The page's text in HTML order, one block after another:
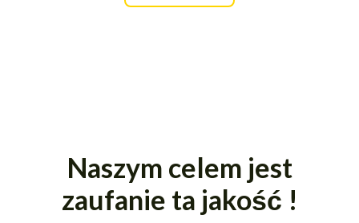
Naszym celem jest
zaufanie ta jakość !